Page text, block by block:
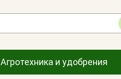
Агротехника и удобрения